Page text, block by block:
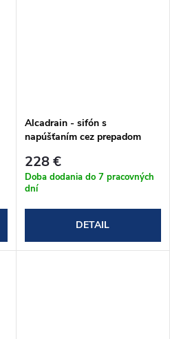
Alcadrain - sifón s
napúšťaním cez prepadom
228 €
Doba dodania do 7 pracovných
dní
DETAIL